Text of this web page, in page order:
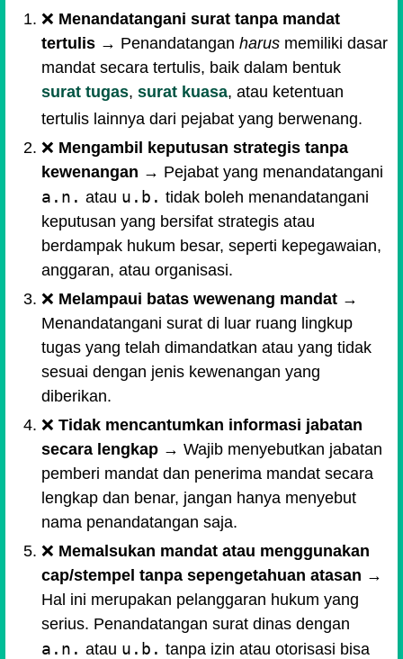
❌ Menandatangani surat tanpa mandat
tertulis → Penandatanganharus memiliki dasar
mandat secara tertulis, baik dalam bentuk
surat tugas,surat kuasa, atau ketentuan
tertulis lainnya dari pejabat yang berwenang.
❌ Mengambil keputusan strategis tanpa
kewenangan → Pejabat yang menandatangani
a.n. atau u.b. tidak boleh menandatangani
keputusan yang bersifat strategis atau
berdampak hukum besar, seperti kepegawaian,
anggaran, atau organisasi.
❌ Melampaui batas wewenang mandat →
Menandatangani surat di luar ruang lingkup
tugas yang telah dimandatkan atau yang tidak
sesuai dengan jenis kewenangan yang
diberikan.
❌Tidak mencantumkan informasi jabatan
secara lengkap → Wajib menyebutkan jabatan
pemberi mandat dan penerima mandat secara
lengkap dan benar, jangan hanya menyebut
nama penandatangan saja.
❌ Memalsukan mandat atau menggunakan
cap/stempel tanpa sepengetahuan atasan →
Hal ini merupakan pelanggaran hukum yang
serius. Penandatangan surat dinas dengan
a.n. atau u.b. tanpa izin atau otorisasi bisa